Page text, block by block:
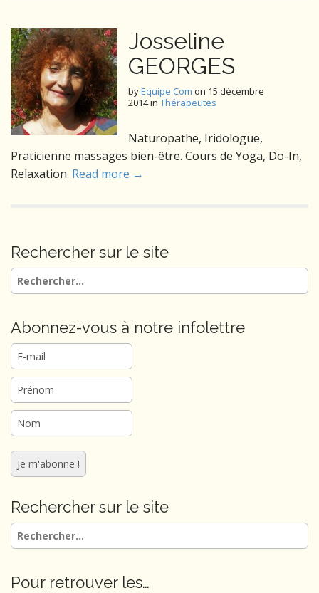
Josseline
GEORGES
byEquipe Com on 15 décembre
2014in Thérapeutes
Naturopathe, Iridologue,
Praticienne massages bien-être. Cours de Yoga, Do-In,
Relaxation. Read more →
Rechercher sur le site
Rechercher :
Abonnez-vous à notre infolettre
Rechercher sur le site
Rechercher :
Pour retrouver les…